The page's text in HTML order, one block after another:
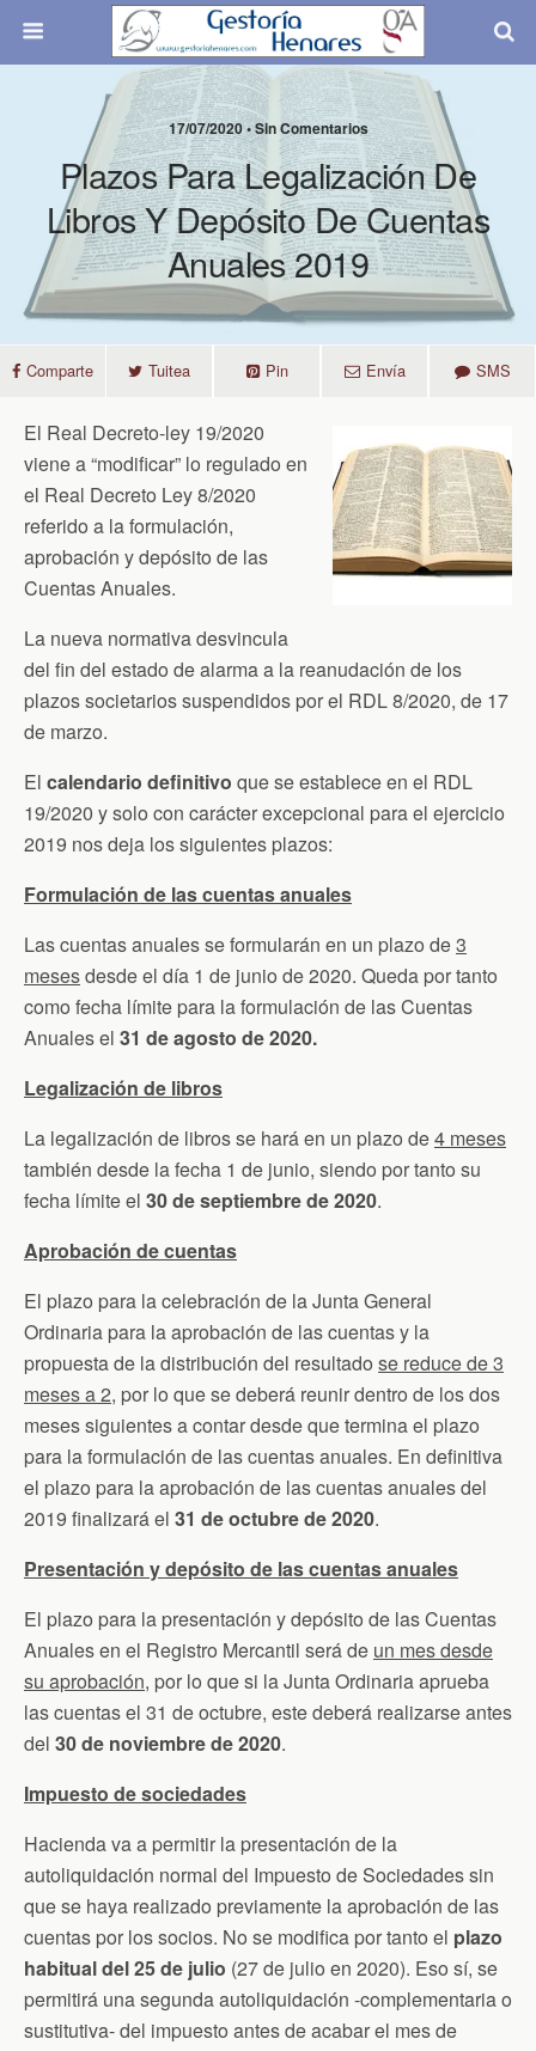
17/07/2020 • Sin Comentarios
Plazos Para Legalización De
Libros Y Depósito De Cuentas
Anuales 2019
Comparte Tuitea Pin Envía SMS
El Real Decreto-ley 19/2020
viene a “modificar” lo regulado en
el Real Decreto Ley 8/2020
referido a la formulación,
aprobación y depósito de las
Cuentas Anuales.
La nueva normativa desvincula
del fin del estado de alarma a la reanudación de los
plazos societarios suspendidos por el RDL 8/2020, de 17
de marzo.
El calendario definitivo que se establece en el RDL
19/2020 y solo con carácter excepcional para el ejercicio
2019 nos deja los siguientes plazos:
Formulación de las cuentas anuales
Las cuentas anuales se formularán en un plazo de3
mesesdesde el día 1 de junio de 2020. Queda por tanto
como fecha límite para la formulación de las Cuentas
Anuales el 31 de agosto de 2020.
Legalización de libros
La legalización de libros se hará en un plazo de4 meses
también desde la fecha 1 de junio, siendo por tanto su
fecha límite el 30 de septiembre de 2020.
Aprobación de cuentas
El plazo para la celebración de la Junta General
Ordinaria para la aprobación de las cuentas y la
propuesta de la distribución del resultado se reduce de 3
meses a 2, por lo que se deberá reunir dentro de los dos
meses siguientes a contar desde que termina el plazo
para la formulación de las cuentas anuales. En definitiva
el plazo para la aprobación de las cuentas anuales del
2019 finalizará el 31 de octubre de 2020.
Presentación y depósito de las cuentas anuales
El plazo para la presentación y depósito de las Cuentas
Anuales en el Registro Mercantil será de un mes desde
su aprobación, por lo que si la Junta Ordinaria aprueba
las cuentas el 31 de octubre, este deberá realizarse antes
del 30 de noviembre de 2020.
Impuesto de sociedades
Hacienda va a permitir la presentación de la
autoliquidación normal del Impuesto de Sociedades sin
que se haya realizado previamente la aprobación de las
cuentas por los socios. No se modifica por tanto el plazo
habitual del 25 de julio (27 de julio en 2020). Eso sí, se
permitirá una segunda autoliquidación -complementaria o
sustitutiva- del impuesto antes de acabar el mes de